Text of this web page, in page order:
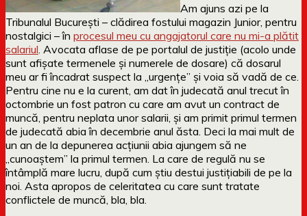
Am ajuns azi pe la
Tribunalul București – clădirea fostului magazin Junior, pentru
nostalgici – în procesul meu cu angajatorul care nu mi-a plătit
salariul . Avocata aflase de pe portalul de justiție (acolo unde
sunt afișate termenele și numerele de dosare) că dosarul
meu ar fi încadrat suspect la „urgențe” și voia să vadă de ce.
Pentru cine nu e la curent, am dat în judecată anul trecut în
octombrie un fost patron cu care am avut un contract de
muncă, pentru neplata unor salarii, și am primit primul termen
de judecată abia în decembrie anul ăsta. Deci la mai mult de
un an de la depunerea acțiunii abia ajungem să ne
„cunoaștem” la primul termen. La care de regulă nu se
întâmplă mare lucru, după cum știu destui justițiabili de pe la
noi. Asta apropos de celeritatea cu care sunt tratate
conflictele de muncă, bla, bla.